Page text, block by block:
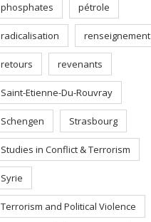
phosphates pétrole
radicalisation renseignement
retours revenants
Saint-Etienne-Du-Rouvray
Schengen Strasbourg
Studies in Conflict & Terrorism
Syrie
Terrorism and Political Violence